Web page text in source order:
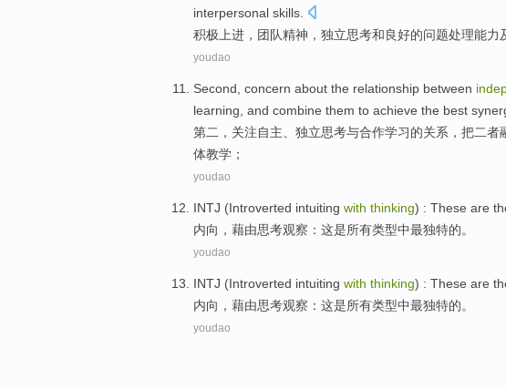
interpersonal skills
积极上进 ， 团队精神， 独立思考和良好的问题处理能力
youdao
Second concern about the relationship between
learning , and combine them to achieve the best
第二 ， 关注自主 、独立思考与合作学习的关系 ， 把二者
体教学；
youdao
INTJ (Introverted intuiting with thinking) : These are
内向 ，藉由思考观察： 这是所有类型中最独特的。
youdao
INTJ (Introverted intuiting with thinking) : These are
内向 ，藉由思考观察： 这是所有类型中最独特的。
youdao